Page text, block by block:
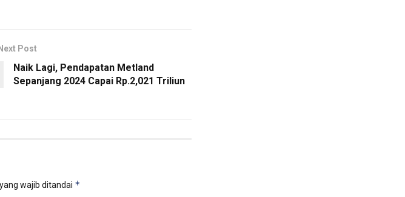
Next Post
Naik Lagi, Pendapatan Metland
Sepanjang 2024 Capai Rp.2,021 Triliun
wajib ditandai *